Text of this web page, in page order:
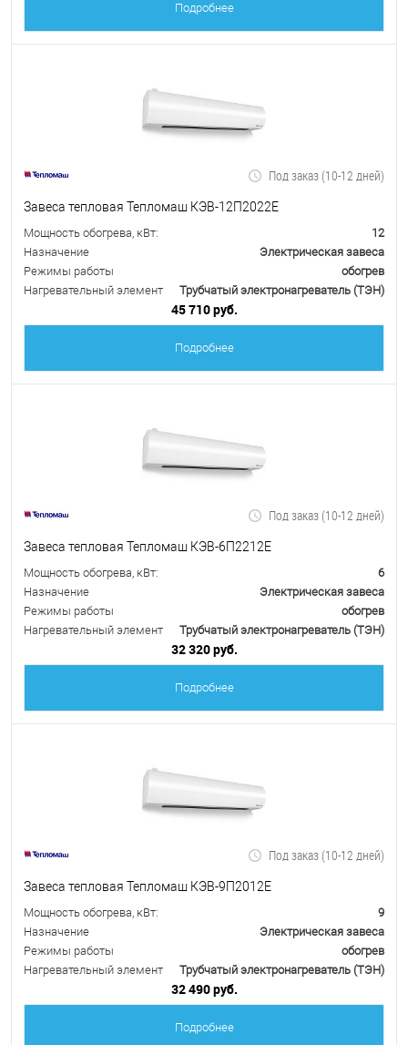
Подробнее
Под заказ (10-12 дней)
Завеса тепловая Тепломаш КЭВ-12П2022Е
Мощность обогрева, кВт:
12
Назначение
Электрическая завеса
Режимы работы
обогрев
Нагревательный элемент
Трубчатый электронагреватель (ТЭН)
45 710 руб.
Подробнее
Под заказ (10-12 дней)
Завеса тепловая Тепломаш КЭВ-6П2212Е
Мощность обогрева, кВт:
6
Назначение
Электрическая завеса
Режимы работы
обогрев
Нагревательный элемент
Трубчатый электронагреватель (ТЭН)
32 320 руб.
Подробнее
Под заказ (10-12 дней)
Завеса тепловая Тепломаш КЭВ-9П2012Е
Мощность обогрева, кВт:
9
Назначение
Электрическая завеса
Режимы работы
обогрев
Нагревательный элемент
Трубчатый электронагреватель (ТЭН)
32 490 руб.
Подробнее